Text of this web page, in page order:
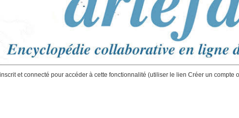
et connecté pour accéder à cette fonctionnalité (utiliser le lien Créer un compte